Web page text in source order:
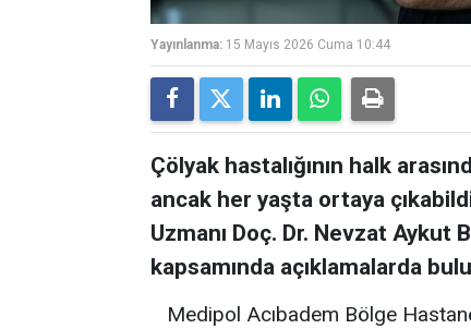
Yayınlanma: 15 Mayıs 2026 Cuma 10:44
Çölyak hastalığının halk
ancak her yaşta ortaya
Uzmanı Doç. Dr. Nevzat Aykut
kapsamında açıklamalarda
Medipol Acıbadem Bölge